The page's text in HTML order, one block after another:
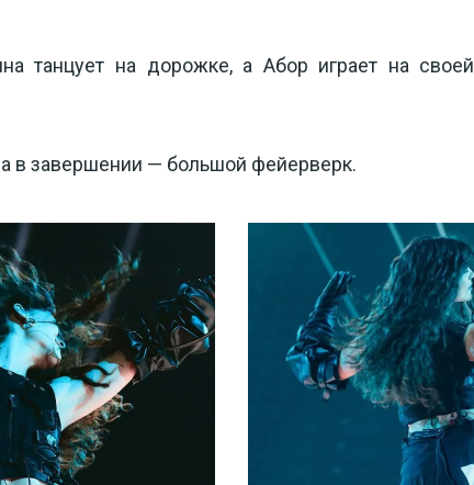
танцует на дорожке, а Абор играет на своей
в завершении — большой фейерверк.